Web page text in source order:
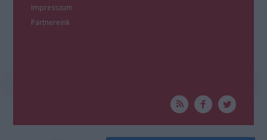
Impresszum
Partnereink